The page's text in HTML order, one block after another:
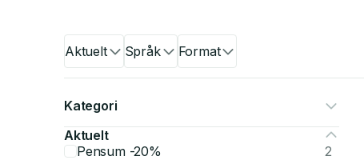
Aktuelt Språk Format
Kategori
Aktuelt
Pensum -20%
2